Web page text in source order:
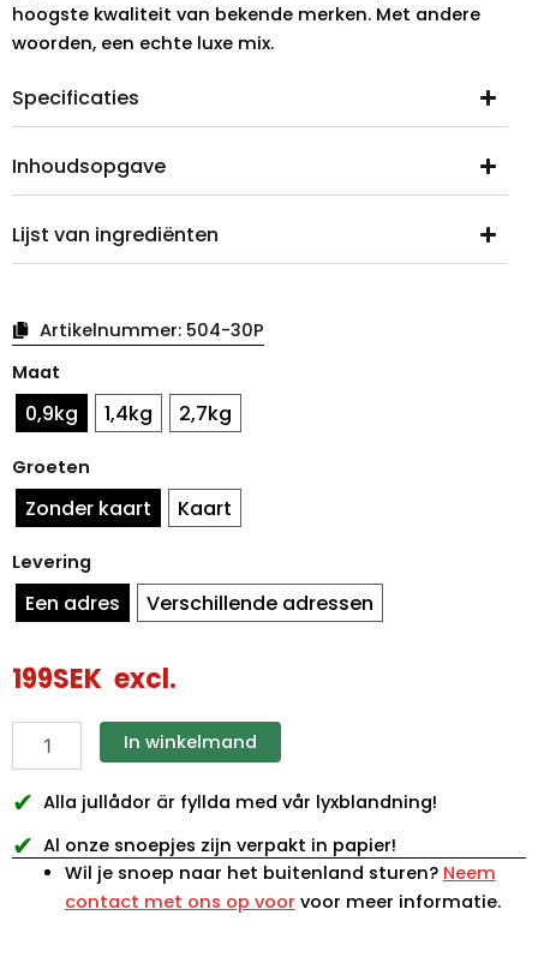
hoogste kwaliteit van bekende merken. Met andere
woorden, een echte luxe mix.
Specificaties
Inhoudsopgave
Lijst van ingrediënten
Artikelnummer: 504-30P
Maat
0,9kg 1,4kg 2,7kg
Groeten
Zonder kaart Kaart
Levering
Een adres Verschillende adressen
199SEK excl.
groen
metaal
In winkelmand
✔ Alla jullådor är fyllda med vår lyxblandning!
✔ Al onze snoepjes zijn verpakt in papier!
Wil je snoep naar het buitenland sturen? Neem
contact met ons op voor voor meer informatie.